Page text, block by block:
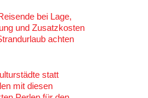
bei Lage,
und Zusatzkosten
achten
statt
mit diesen